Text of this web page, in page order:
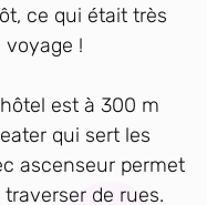
ce qui était très
voyage !
est à 300 m
qui sert les
ascenseur permet
de rues.